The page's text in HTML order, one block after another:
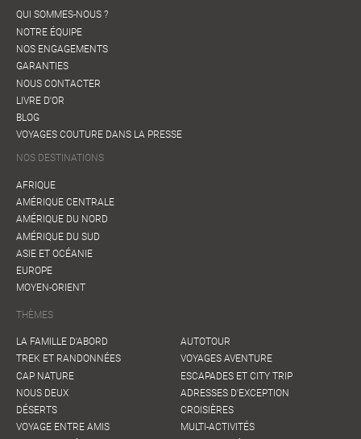
QUI SOMMES-NOUS ?
NOTRE ÉQUIPE
NOS ENGAGEMENTS
GARANTIES
NOUS CONTACTER
LIVRE D'OR
BLOG
VOYAGES COUTURE DANS LA PRESSE
NOS DESTINATIONS
AFRIQUE
AMÉRIQUE CENTRALE
AMÉRIQUE DU NORD
AMÉRIQUE DU SUD
ASIE ET OCÉANIE
EUROPE
MOYEN-ORIENT
THÈMES
LA FAMILLE D'ABORD
TREK ET RANDONNÉES
CAP NATURE
NOUS DEUX
DÉSERTS
VOYAGE ENTRE AMIS
AUTOTOUR
VOYAGES AVENTURE
ESCAPADES ET CITY TRIP
ADRESSES D'EXCEPTION
CROISIÈRES
MULTI-ACTIVITÉS